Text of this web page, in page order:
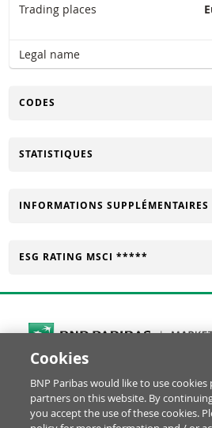
Trading places
Legal name
CHANGER
CODES
CHANGER
STATISTIQUES
CHANGER
INFORMATIONS SUPPLÉMENTAIRES
CHANGER
ESG RATING MSCI *****
Cookies Settings
© BNP Paribas Produits de
RéclamationGlossaire
Cookies
BNP Paribas would like to use
partners on this website. By
you accept the use of these cookies.